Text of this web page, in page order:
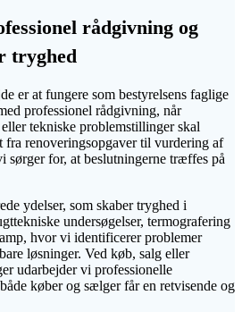
rådgivning og
tryghed
er at fungere som bestyrelsens faglige
professionel rådgivning, når
tekniske problemstillinger skal
fra renoveringsopgaver til vurdering af
sørger for, at beslutningerne træffes på
ydelser, som skaber tryghed i
undersøgelser, termografering
hvor vi identificerer problemer
løsninger. Ved køb, salg eller
udarbejder vi professionelle
køber og sælger får en retvisende og